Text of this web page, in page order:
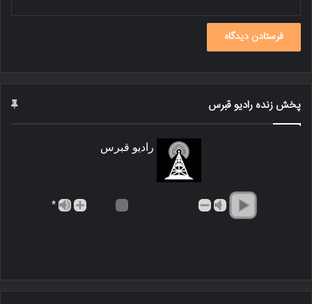
پخش زنده رادیو قبرس
رادیو قبرس
*